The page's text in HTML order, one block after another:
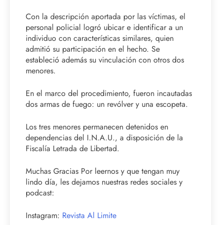
Con la descripción aportada por las víctimas, el
personal policial logró ubicar e identificar a un
individuo con características similares, quien
admitió su participación en el hecho. Se
estableció además su vinculación con otros dos
menores.
En el marco del procedimiento, fueron incautadas
dos armas de fuego: un revólver y una escopeta.
Los tres menores permanecen detenidos en
dependencias del I.N.A.U., a disposición de la
Fiscalía Letrada de Libertad.
Muchas Gracias Por leernos y que tengan muy
lindo día, les dejamos nuestras redes sociales y
podcast:
Instagram: Revista Al Limite